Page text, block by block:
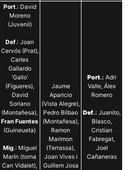
Port.: David
Moreno
(Juvenil)
Def.: Joan
Cervós (Prat),
Carles
Gallardo
‘Gallo’
(Figueres),
David
Soriano
(Montañesa),
Fran Fuentes
(Guineueta)
Mig.: Miguel
Marín (torna
Can Vidalet),
Jaume
Aparicio
(Vista Alegre),
Pedro Bilbao
(Montañesa),
Ramon
Marimon
(Terrassa),
Joan Vives i
Guillem Josa
Port.: Adri
Valle, Álex
Romero
Def.: Juanito,
Blasco,
Cristian
Fabregat,
Joel
Cañaneras
personalitzat.